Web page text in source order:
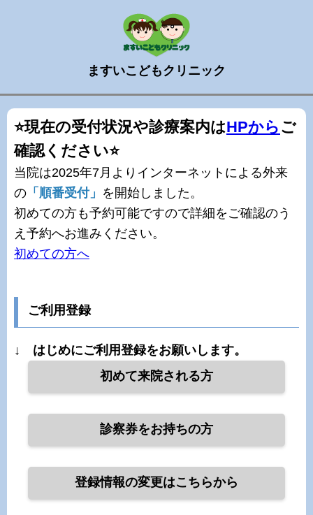
ますいこどもクリニック
⭐現在の受付状況や診療案内はHPから ご
確認ください⭐
当院は2025年7月よりインターネットによる外来
の 「順番受付」 を開始しました。
初めての方も予約可能ですので詳細をご確認のう
え予約へお進みください。
初めての方へ
ご利用登録
↓ はじめにご利用登録をお願いします。
初めて来院される方
診察券をお持ちの方
登録情報の変更はこちらから